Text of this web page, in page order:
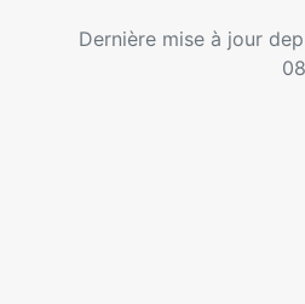
Dernière mise à jour